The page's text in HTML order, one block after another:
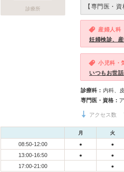
診療所
【専門医・資
産婦人科
妊婦検診、
小児科・
いつもお世
診療科： 内科、
専門医・資格：
アクセス数
月 火
08:50-12:00 ● ●
13:00-16:50
● ●
17:00-21:00 ●